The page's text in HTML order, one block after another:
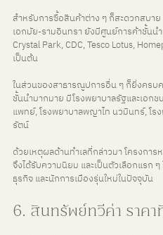
สำหรับการซื้อสินค้าต่าง ๆ ก็สะดวกสบา
เอกมัย-รามอินทรา ยังมีศูนย์การค้าชั้นน
Crystal Park, CDC, Tesco Lotus,
เป็นต้น
ในส่วนของสาธารณูปการอื่น ๆ ก็ยิ่งครบ
ชั้นนำมากมาย มีโรงพยาบาลรัฐและเอก
แพทย์, โรงพยาบาลพญาไท นวมินทร์, โร
รัตน์
ด้วยเหตุผลด้านทำเลที่กล่าวมา โครงกา
จึงได้รับความนิยม และเป็นตัวเลือกแรก
ธุรกิจ และนักการเมืองรุ่นใหม่ในปัจจุบัน
6. สินทรัพย์ทวีค่า ราค